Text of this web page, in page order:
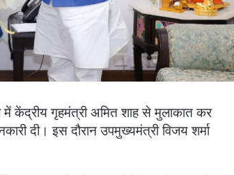
केंद्रीय गृहमंत्री अमित शाह से मुलाकात कर
दी। इस दौरान उपमुख्यमंत्री विजय शर्मा